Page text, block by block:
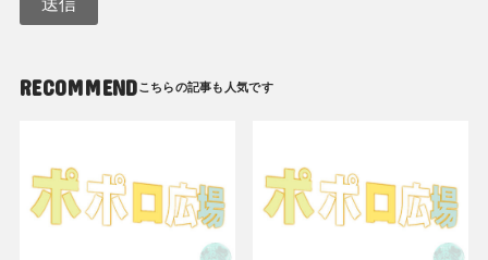
RECOMMEND